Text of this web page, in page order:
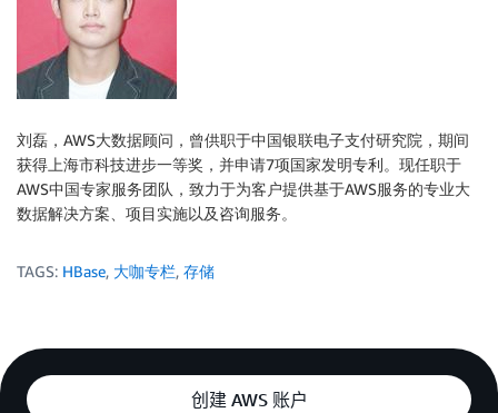
刘磊，AWS大数据顾问，曾供职于中国银联电子支付研究院，期间
获得上海市科技进步一等奖，并申请7项国家发明专利。现任职于
AWS中国专家服务团队，致力于为客户提供基于AWS服务的专业大
数据解决方案、项目实施以及咨询服务。
TAGS: HBase, 大咖专栏, 存储
创建 AWS 账户